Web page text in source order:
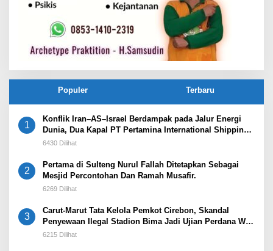
Populer Terbaru
1
Konflik Iran–AS–Israel Berdampak pada Jalur Energi
Dunia, Dua Kapal PT Pertamina International Shipping
Tertahan di Selat Hormuz
6430 Dilihat
2
Pertama di Sulteng Nurul Fallah Ditetapkan Sebagai
Mesjid Percontohan Dan Ramah Musafir.
6269 Dilihat
3
Carut-Marut Tata Kelola Pemkot Cirebon, Skandal
Penyewaan Ilegal Stadion Bima Jadi Ujian Perdana Wali
Kota Effendi Edo
6215 Dilihat